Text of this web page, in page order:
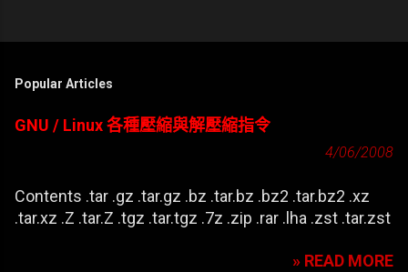
Popular Articles
GNU / Linux 各種壓縮與解壓縮指令
4/06/2008
Contents .tar .gz .tar.gz .bz .tar.bz .bz2 .tar.bz2 .xz
.tar.xz .Z .tar.Z .tgz .tar.tgz .7z .zip .rar .lha .zst .tar.zst
» READ MORE